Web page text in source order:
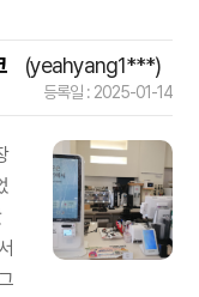
(yeahyang1***)
등록일 : 2025-01-14